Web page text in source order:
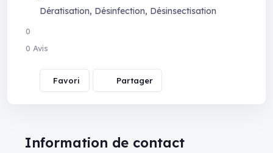
Dératisation, Désinfection, Désinsectisation
0
0 Avis
Partager
Information de contact